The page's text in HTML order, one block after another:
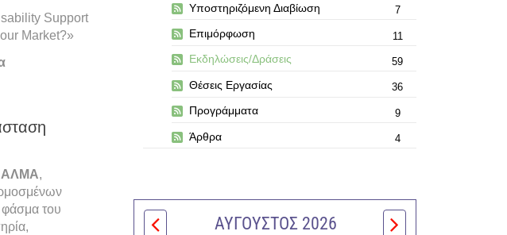
Support
Market?»
ΑΛΜΑ,
φάσμα του
Υποστηριζόμενη Διαβίωση 7
Επιμόρφωση 11
Εκδηλώσεις/Δράσεις 59
Θέσεις Εργασίας 36
Προγράμματα 9
Άρθρα 4
ΑΎΓΟΥΣΤΟΣ 2026